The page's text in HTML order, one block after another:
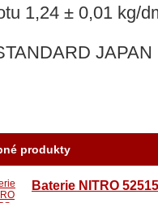
1,24 ± 0,01 kg/
JAPAN
produkty
Baterie NITRO